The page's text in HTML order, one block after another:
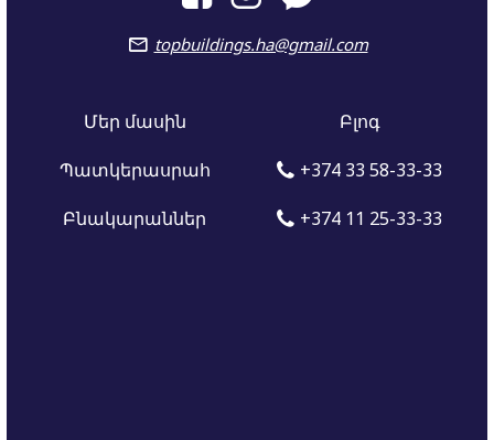
topbuildings.ha@gmail.com
Մեր մասին
Պատկերասրահ
Բնակարաններ
Բլոգ
+374 33 58-33-33
+374 11 25-33-33